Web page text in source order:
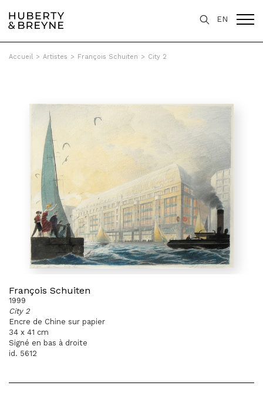
EN
Accueil > Artistes > François Schuiten > City 2
François Schuiten
1999
City 2
Encre de Chine sur papier
34 x 41 cm
Signé en bas à droite
id. 5612